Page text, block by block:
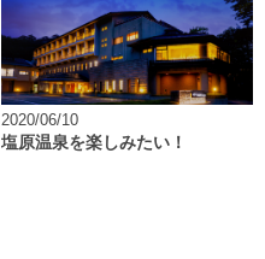
2020/06/10
塩原温泉を楽しみたい！